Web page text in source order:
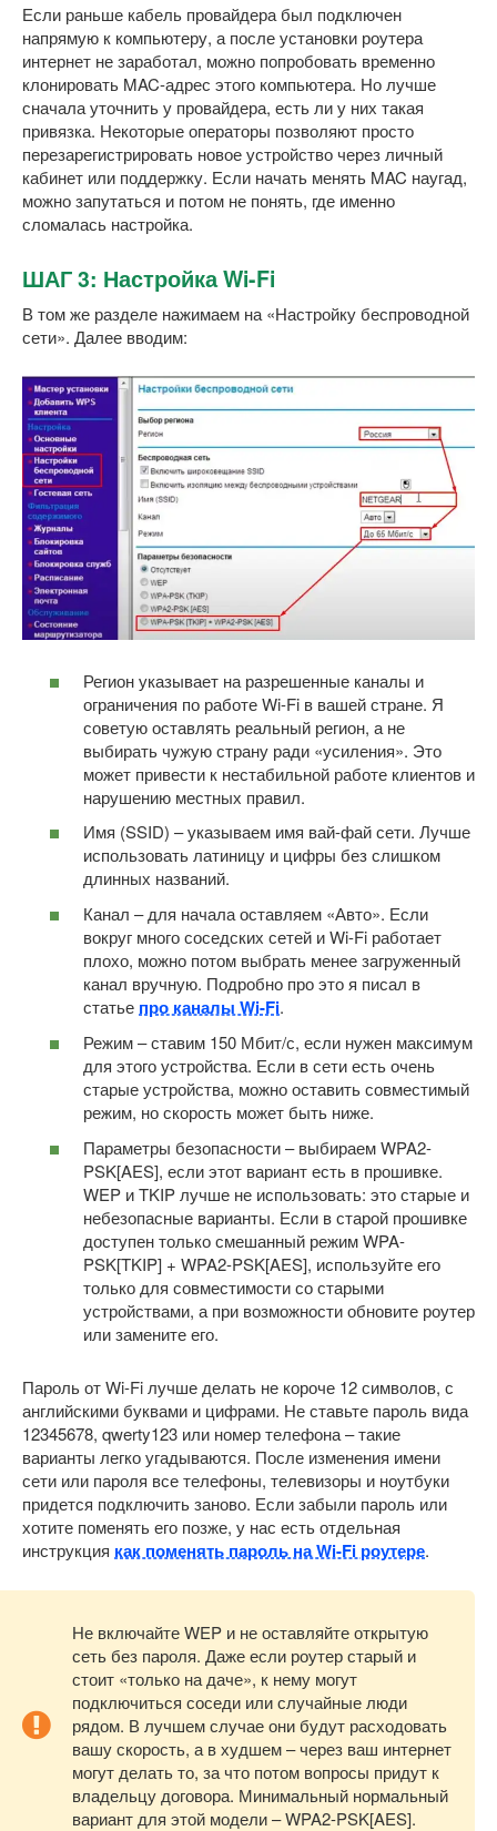
Если раньше кабель провайдера был подключен
напрямую к компьютеру, а после установки роутера
интернет не заработал, можно попробовать временно
клонировать MAC-адрес этого компьютера. Но лучше
сначала уточнить у провайдера, есть ли у них такая
привязка. Некоторые операторы позволяют просто
перезарегистрировать новое устройство через личный
кабинет или поддержку. Если начать менять MAC наугад,
можно запутаться и потом не понять, где именно
сломалась настройка.
ШАГ 3: Настройка Wi-Fi
В том же разделе нажимаем на «Настройку беспроводной
сети». Далее вводим:
Регион указывает на разрешенные каналы и
ограничения по работе Wi-Fi в вашей стране. Я
советую оставлять реальный регион, а не
выбирать чужую страну ради «усиления». Это
может привести к нестабильной работе клиентов и
нарушению местных правил.
Имя (SSID) – указываем имя вай-фай сети. Лучше
использовать латиницу и цифры без слишком
длинных названий.
Канал – для начала оставляем «Авто». Если
вокруг много соседских сетей и Wi-Fi работает
плохо, можно потом выбрать менее загруженный
канал вручную. Подробно про это я писал в
статье про каналы Wi-Fi.
Режим – ставим 150 Мбит/с, если нужен максимум
для этого устройства. Если в сети есть очень
старые устройства, можно оставить совместимый
режим, но скорость может быть ниже.
Параметры безопасности – выбираем WPA2-
PSK[AES], если этот вариант есть в прошивке.
WEP и TKIP лучше не использовать: это старые и
небезопасные варианты. Если в старой прошивке
доступен только смешанный режим WPA-
PSK[TKIP] + WPA2-PSK[AES], используйте его
только для совместимости со старыми
устройствами, а при возможности обновите роутер
или замените его.
Пароль от Wi-Fi лучше делать не короче 12 символов, с
английскими буквами и цифрами. Не ставьте пароль вида
12345678, qwerty123 или номер телефона – такие
варианты легко угадываются. После изменения имени
сети или пароля все телефоны, телевизоры и ноутбуки
придется подключить заново. Если забыли пароль или
хотите поменять его позже, у нас есть отдельная
инструкция как поменять пароль на Wi-Fi роутере.
Не включайте WEP и не оставляйте открытую
сеть без пароля. Даже если роутер старый и
стоит «только на даче», к нему могут
подключиться соседи или случайные люди
рядом. В лучшем случае они будут расходовать
вашу скорость, а в худшем – через ваш интернет
могут делать то, за что потом вопросы придут к
владельцу договора. Минимальный нормальный
вариант для этой модели – WPA2-PSK[AES].